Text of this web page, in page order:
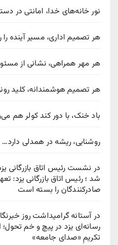
نور خانه‌های خدا، امانتی در
هر تصمیم اداری، مسیر آینده
هر مهر همراهی، نشانی از
هر تصمیم هوشمندانه، کلید
باد خنک، با دور کند کولر هم
روشنایی، ریشه در همدلی دارد…
در نشست رئیس اتاق بازرگانی
شد ؛ رئیس اتاق بازرگانی یزد:
صادرکنندگان را بسته است
در آستانه گرامیداشت روز
رسانه‌ای یزد در پیچ‌ و خم تحول؛
تکریمِ «صدای جامعه»